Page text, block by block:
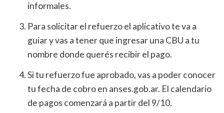
informales.
Para solicitar el refuerzo el aplicativo te va a
guiar y vas a tener que ingresar una CBU a tu
nombre donde querés recibir el pago.
Si tu refuerzo fue aprobado, vas a poder conocer
tu fecha de cobro en anses.gob.ar. El calendario
de pagos comenzará a partir del 9/10.